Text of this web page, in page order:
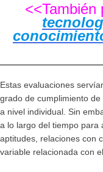
<<También
Estas evaluaciones
grado de cumplimiento
a nivel individual. Sin
a lo largo del tiempo para
aptitudes, relaciones con
variable relacionada con